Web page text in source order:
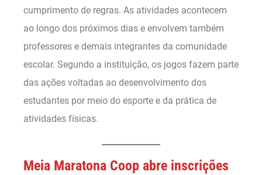
cumprimento de regras. As atividades acontecem
ao longo dos próximos dias e envolvem também
professores e demais integrantes da comunidade
escolar. Segundo a instituição, os jogos fazem parte
das ações voltadas ao desenvolvimento dos
estudantes por meio do esporte e da prática de
atividades físicas.
Meia Maratona Coop abre inscrições